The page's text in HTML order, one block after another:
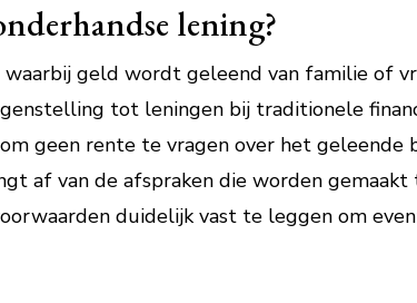
lening?
waarbij geld wordt geleend van familie of
tot leningen bij traditionele
geen rente te vragen over het geleende
af van de afspraken die worden
duidelijk vast te leggen om